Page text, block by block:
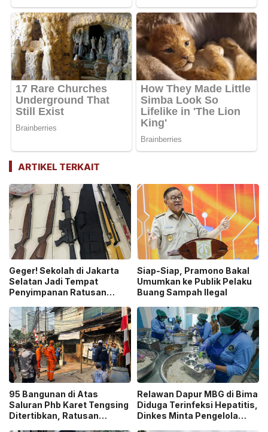
ARTIKEL TERKAIT
Geger! Sekolah di Jakarta
Selatan Jadi Tempat
Penyimpanan Ratusan
Pemilik
Siap-Siap, Pramono Bakal
Umumkan ke Publik Pelaku
Buang Sampah Ilegal
95 Bangunan di Atas
Saluran Phb Karet Tengsing
Ditertibkan, Ratusan
Relawan Dapur MBG di Bima
Diduga Terinfeksi Hepatitis,
Dinkes Minta Pengelola